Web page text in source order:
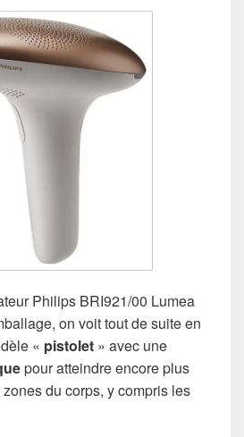
Philips BRI921/00 Lumea
on voit tout de suite en
« pistolet » avec une
pour atteindre encore plus
du corps, y compris les